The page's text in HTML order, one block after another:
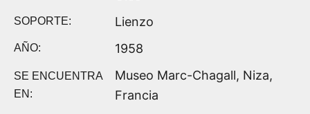
SOPORTE: Lienzo
AÑO: 1958
SE ENCUENTRA
EN:
Museo Marc-Chagall, Niza,
Francia